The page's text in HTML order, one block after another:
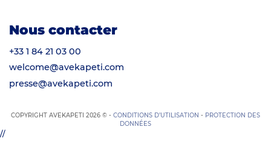
Nous contacter
+33 1 84 21 03 00
welcome@avekapeti.com
presse@avekapeti.com
COPYRIGHT AVEKAPETI 2026 © - CONDITIONS D’UTILISATION - PROTECTION DES
DONNÉES
//